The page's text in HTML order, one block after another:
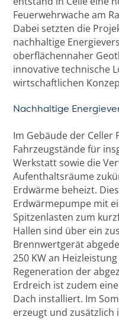
Feuerwehrwache am
Dabei setzten die
nachhaltige
oberflächennaher
innovative technische
wirtschaftlichen
Nachhaltige
Im Gebäude der Celler
Fahrzeugstände für
Werkstatt sowie die
Aufenthaltsräume
Erdwärme beheizt.
Erdwärmepumpe mit
Spitzenlasten zum
Hallen sind über ein
Brennwertgerät
250 KW an
Regeneration der
Erdreich ist zudem
Dach installiert. Im
erzeugt und zusätzlich